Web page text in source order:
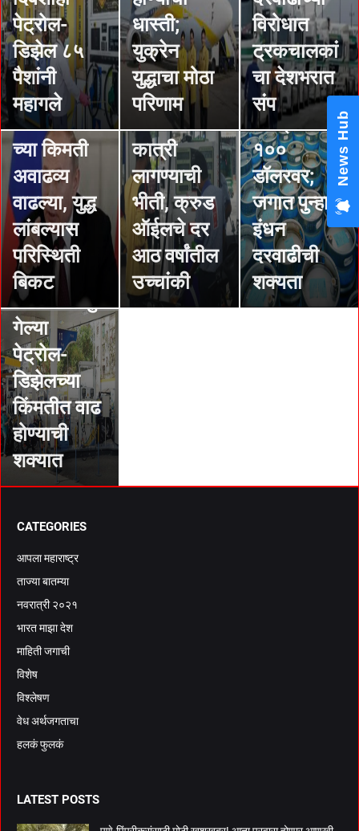
पेट्रोल-
डिझेल ८५
पैशांनी
महागले
धास्ती;
युक्रेन
युद्धाचा मोठा
परिणाम
विरोधात
ट्रकचालकां
चा देशभरात
संप
STORIES
रशियावर
उपासमारीचे
संकट;
खाद्यपदार्थां
च्या किमती
अवाढव्य
वाढल्या, युद्ध
लांबल्यास
परिस्थिती
बिकट
रशिया-
युक्रेन
वादामुळे
भारतीयांच्या
खिशाला
कात्री
लागण्याची
भीती, क्रुड
ऑईलचे दर
आठ वर्षांतील
उच्चांकी
STORIES
कच्चे तेलाचे
दर प्रतिबॅरेल
१००
डॉलरवर;
जगात पुन्हा
इंधन
दरवाढीची
शक्यता
STORIES
कच्चा तेलाची
किंमत सात
वर्षांतील
उच्चांकी,
प्रति बॅरल
८७
डॉलर्सच्या पुढे
गेल्या
पेट्रोल-
डिझेलच्या
किंमतीत वाढ
होण्याची
शक्यात
CATEGORIES
आपला महाराष्ट्र
ताज्या बातम्या
नवरात्री २०२१
भारत माझा देश
माहिती जगाची
विशेष
विश्लेषण
वेध अर्थजगताचा
हलकं फुलकं
LATEST POSTS
National OBC Federation
President Babanrao Taywade
Claims Only 27 Kunbi
Certificates Issued in
Marathwada After September 2
GR; Alarming News for Mano